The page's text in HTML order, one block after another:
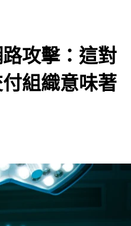
攻擊：這對
組織意味著